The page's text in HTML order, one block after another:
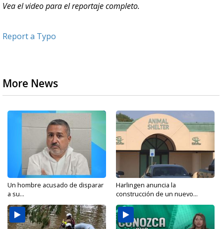
Vea el video para el reportaje completo.
Report a Typo
More News
Un hombre acusado de disparar
a su...
Harlingen anuncia la
construcción de un nuevo...